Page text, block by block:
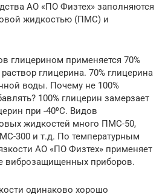
АО «ПО Физтех» заполняются
жидкостью (ПМС) и
глицерином применяется 70%
глицерина. 70% глицерина
воды. Почему не 100%
100% глицерин замерзает
при -40⁰С. Видов
жидкостей много ПМС-50,
300 и т.д. По температурным
АО «ПО Физтех» применяет
виброзащищенных приборов.
одинаково хорошо